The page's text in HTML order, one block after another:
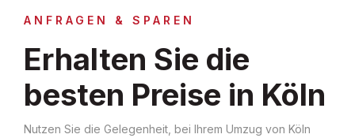
ANFRAGEN & SPAREN
Erhalten Sie die
besten Preise in Köln
Nutzen Sie die Gelegenheit, bei Ihrem Umzug von Köln